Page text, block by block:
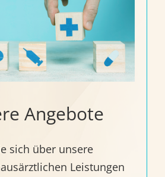
Angebote
sich über unsere
Leistungen